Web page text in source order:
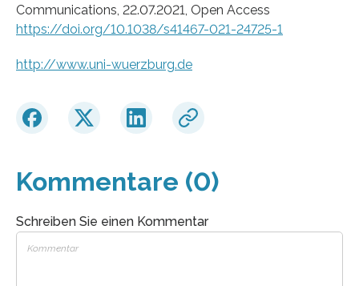
Communications, 22.07.2021, Open Access
https://doi.org/10.1038/s41467-021-24725-1
http://www.uni-wuerzburg.de
Kommentare (0)
Schreiben Sie einen Kommentar